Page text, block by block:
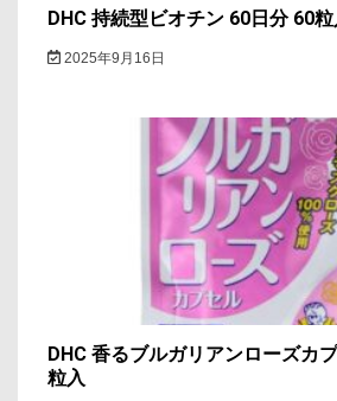
DHC 持続型ビオチン 60日分 60粒
2025年9月16日
DHC 香るブルガリアンローズカ
粒入